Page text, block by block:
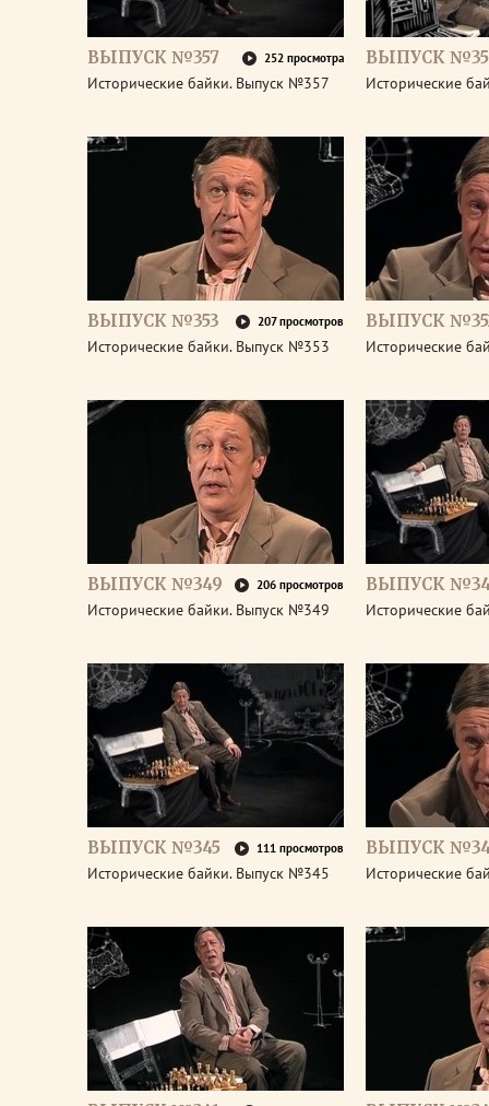
ВЫПУСК №357 252 просмотра
Исторические байки. Выпуск №357
ВЫПУСК
Исторические
ВЫПУСК №353 207 просмотров
Исторические байки. Выпуск №353
ВЫПУСК
Исторические
ВЫПУСК №349 206 просмотров
Исторические байки. Выпуск №349
ВЫПУСК
Исторические
ВЫПУСК №345 111 просмотров
Исторические байки. Выпуск №345
ВЫПУСК
Исторические